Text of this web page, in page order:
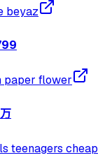
beyaz
paper flower
teenagers cheap